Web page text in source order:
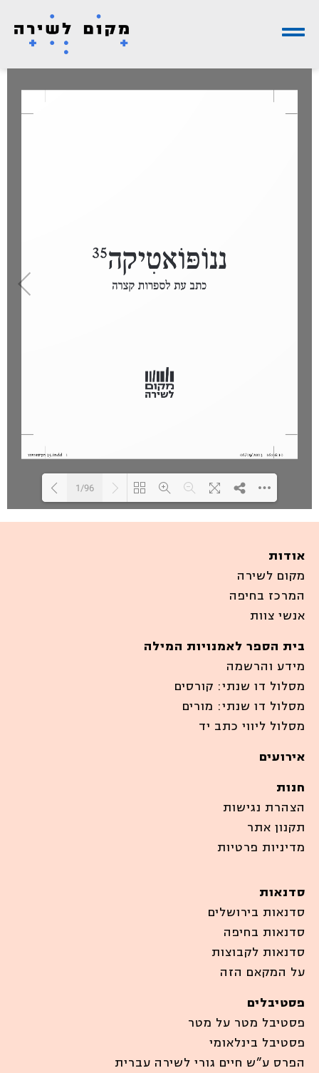
1/96
אודות
מקום לשירה
המרכז בחיפה
אנשי צוות
בית הספר לאמנויות המילה
מידע והרשמה
מסלול דו שנתי: קורסים
מסלול דו שנתי: מורים
מסלול ליווי כתב יד
אירועים
חנות
הצהרת נגישות
תקנון אתר
מדיניות פרטיות
סדנאות
סדנאות בירושלים
סדנאות בחיפה
סדנאות לקבוצות
על המקאם הזה
פסטיבלים
פסטיבל מטר על מטר
פסטיבל בינלאומי
הפרס ע”ש חיים גורי לשירה עברית